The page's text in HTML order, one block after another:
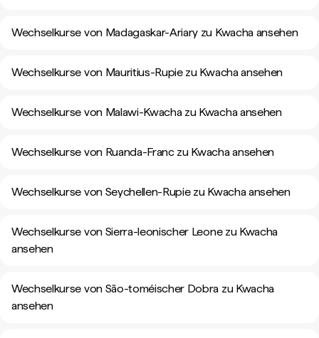
Wechselkurse von Madagaskar-Ariary zu Kwacha ansehen
Wechselkurse von Mauritius-Rupie zu Kwacha ansehen
Wechselkurse von Malawi-Kwacha zu Kwacha ansehen
Wechselkurse von Ruanda-Franc zu Kwacha ansehen
Wechselkurse von Seychellen-Rupie zu Kwacha ansehen
Wechselkurse von Sierra-leonischer Leone zu Kwacha
ansehen
Wechselkurse von São-toméischer Dobra zu Kwacha
ansehen